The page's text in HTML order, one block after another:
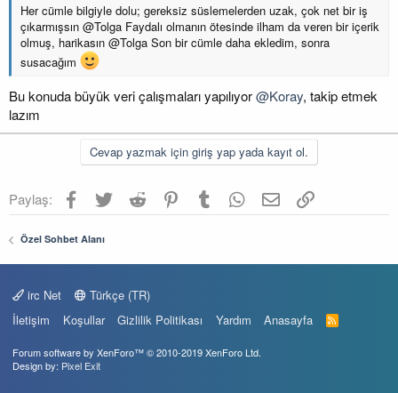
Her cümle bilgiyle dolu; gereksiz süslemelerden uzak, çok net bir iş
çıkarmışsın @Tolga Faydalı olmanın ötesinde ilham da veren bir içerik
olmuş, harikasın @Tolga Son bir cümle daha ekledim, sonra
susacağım
Bu konuda büyük veri çalışmaları yapılıyor@Koray, takip etmek
lazım
Cevap yazmak için giriş yap yada kayıt ol.
Paylaş: Facebook
TwitterReddit PinterestTumblr WhatsApp
E-postaLink
Özel Sohbet Alanı
irc Net
Türkçe (TR)
İletişim
Koşullar Gizlilik Politikası Yardım Anasayfa
R
S
Forum software by XenForo™© 2010-2019 XenForo Ltd.
Design by: Pixel Exit